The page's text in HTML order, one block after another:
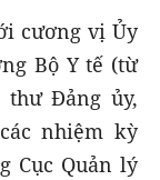
cương vị Ủy
Bộ Y tế (từ
thư Đảng ủy,
nhiệm kỳ
Cục Quản lý